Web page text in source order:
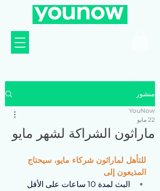
منشور
ماراثون الشراكة لشهر مايو
YouNow
22 مايو
للتأهل لماراثون شركاء مايو، سيحتاج
المذيعون إلى
البث لمدة 10 ساعات على الأقل